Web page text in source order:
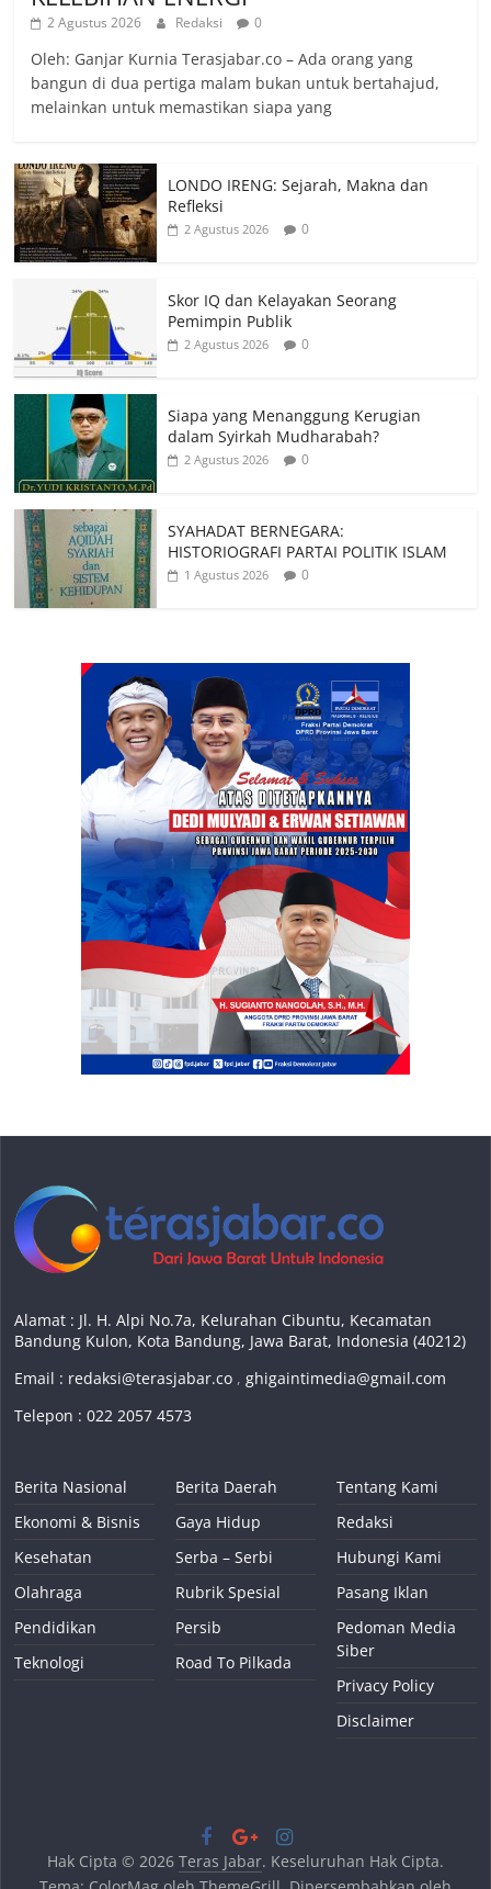
2 Agustus 2026 Redaksi 0
Oleh: Ganjar Kurnia Terasjabar.co – Ada orang yang
bangun di dua pertiga malam bukan untuk bertahajud,
melainkan untuk memastikan siapa yang
LONDO IRENG: Sejarah, Makna dan
Refleksi
2 Agustus 2026 0
Skor IQ dan Kelayakan Seorang
Pemimpin Publik
2 Agustus 2026 0
Siapa yang Menanggung Kerugian
dalam Syirkah Mudharabah?
2 Agustus 2026 0
SYAHADAT BERNEGARA:
HISTORIOGRAFI PARTAI POLITIK ISLAM
1 Agustus 2026 0
Alamat : Jl. H. Alpi No.7a, Kelurahan Cibuntu, Kecamatan
Bandung Kulon, Kota Bandung, Jawa Barat, Indonesia (40212)
Email : redaksi@terasjabar.co ,ghigaintimedia@gmail.com
Telepon : 022 2057 4573
Berita Nasional
Ekonomi & Bisnis
Kesehatan
Olahraga
Pendidikan
Teknologi
Berita Daerah
Gaya Hidup
Serba – Serbi
Rubrik Spesial
Persib
Road To Pilkada
Tentang Kami
Redaksi
Hubungi Kami
Pasang Iklan
Pedoman Media
Siber
Privacy Policy
Disclaimer
Hak Cipta © 2026 Teras Jabar. Keseluruhan Hak Cipta.